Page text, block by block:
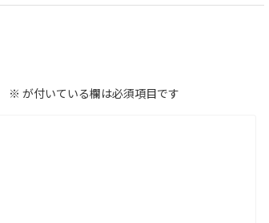
※ が付いている欄は必須項目です